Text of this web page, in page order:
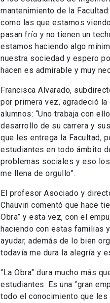
mantenimiento de la
como las que estamos
pasan frío y no tienen un
estamos haciendo algo
nuestra sociedad y espero
hacen es admirable y muy
Francisca Alvarado,
por primera vez, agradeció
alumnos: “Uno trabaja con
desarrollo de su carrera y
que les entrega la Facultad,
estudiantes en todo ámbito
problemas sociales y eso
me llena de orgullo”.
El profesor Asociado y
Chauvin comentó que hace
Obra” y esta vez, con el
haciendo con estas familias
ayudar, además de lo bien
todavía me dura la alegría y
“La Obra” dura mucho más
estudiantes. Es una “gran
todo el conocimiento que les